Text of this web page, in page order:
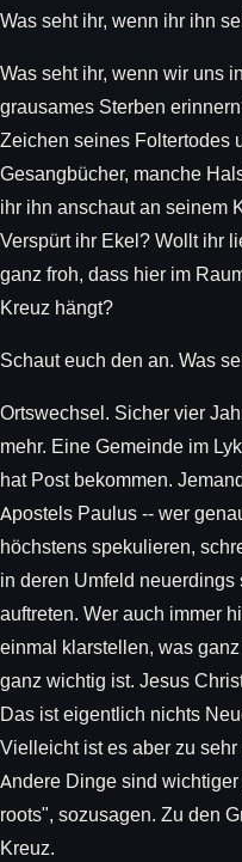
Was seht ihr, wenn ihr ihn
Was seht ihr, wenn wir uns
grausames Sterben
Zeichen seines Foltertodes
Gesangbücher, manche
ihr ihn anschaut an seinem
Verspürt ihr Ekel? Wollt ihr
ganz froh, dass hier im
Kreuz hängt?
Schaut euch den an. Was
Ortswechsel. Sicher vier
mehr. Eine Gemeinde im
hat Post bekommen.
Apostels Paulus -- wer
höchstens spekulieren,
in deren Umfeld
auftreten. Wer auch immer
einmal klarstellen, was
ganz wichtig ist. Jesus
Das ist eigentlich nichts
Vielleicht ist es aber zu
Andere Dinge sind
roots", sozusagen. Zu den
Kreuz.